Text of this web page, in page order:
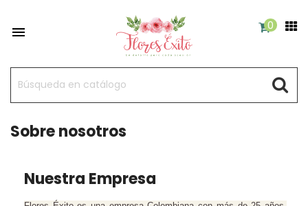
 0
Sobre nosotros
Nuestra Empresa